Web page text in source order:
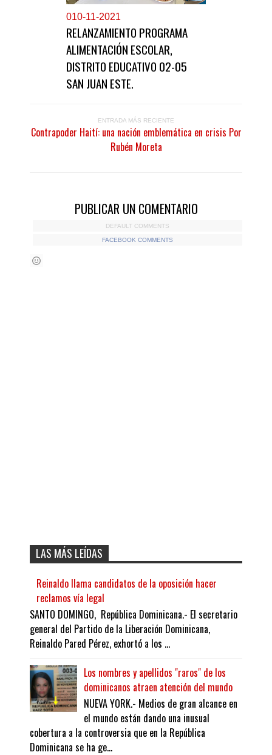
010-11-2021
RELANZAMIENTO PROGRAMA
ALIMENTACIÓN ESCOLAR,
DISTRITO EDUCATIVO 02-05
SAN JUAN ESTE.
ENTRADA MÁS RECIENTE
Contrapoder Haití: una nación emblemática en crisis Por
Rubén Moreta
PUBLICAR UN COMENTARIO
DEFAULT COMMENTS
FACEBOOK COMMENTS
LAS MÁS LEÍDAS
Reinaldo llama candidatos de la oposición hacer
reclamos vía legal
SANTO DOMINGO, República Dominicana.- El secretario
general del Partido de la Liberación Dominicana,
Reinaldo Pared Pérez, exhortó a los ...
Los nombres y apellidos "raros" de los
dominicanos atraen atención del mundo
NUEVA YORK.- Medios de gran alcance en
el mundo están dando una inusual
cobertura a la controversia que en la República
Dominicana se ha ge...